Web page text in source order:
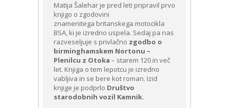
Matija Šalehar je pred leti pripravil prvo
knjigo o zgodovini
znamenitega britanskega motocikla
BSA, ki je izredno uspela. Sedaj pa nas
razveseljuje s privlačno zgodbo o
birminghamskem Nortonu –
Plenilcu z Otoka – starem 120 in več
let. Knjiga o tem lepotcu je izredno
vabljiva in se bere kot roman. Izid
knjige je podprlo Društvo
starodobnih vozil Kamnik.